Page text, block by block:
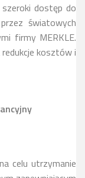
dostęp do
światowych
firmy MERKLE.
kosztów i
celu utrzymanie